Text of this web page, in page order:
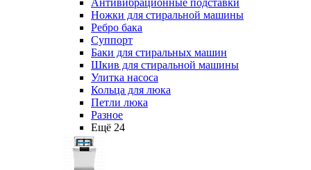
Антивибрационные подставки
Ножки для стиральной машины
Ребро бака
Суппорт
Баки для стиральных машин
Шкив для стиральной машины
Улитка насоса
Кольца для люка
Петли люка
Разное
Ещё 24